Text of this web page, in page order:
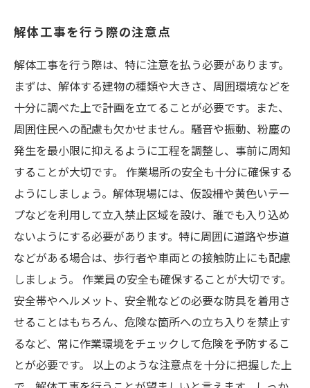
解体工事を行う際の注意点
解体工事を行う際は、特に注意を払う必要があります。
まずは、解体する建物の種類や大きさ、周囲環境などを
十分に調べた上で計画を立てることが必要です。また、
周囲住民への配慮も欠かせません。騒音や振動、粉塵の
発生を最小限に抑えるように工程を調整し、事前に周知
することが大切です。 作業場所の安全も十分に確保する
ようにしましょう。解体現場には、仮設柵や黄色いテー
プなどを利用して立入禁止区域を設け、誰でも入り込め
ないようにする必要があります。特に周囲に道路や歩道
などがある場合は、歩行者や車両との接触防止にも配慮
しましょう。 作業員の安全も確保することが大切です。
安全帯やヘルメット、安全靴などの必要な防具を着用さ
せることはもちろん、危険な箇所への立ち入りを禁止す
るなど、常に作業環境をチェックして危険を予防するこ
とが必要です。 以上のような注意点を十分に把握した上